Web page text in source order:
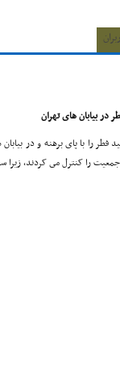
در بیابان هاى تهران
فطر را با پاى برهنه و در
را کنترل مى کردند، زیرا